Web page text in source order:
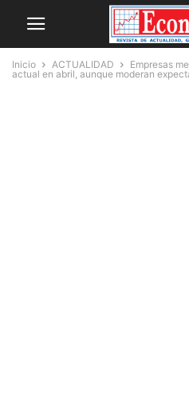
Inicio ACTUALIDAD
Empresas
actual en abril, aunque moderan